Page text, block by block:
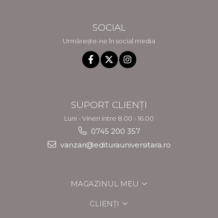
SOCIAL
Urmărește-ne în social media
SUPORT CLIENȚI
Luni - Vineri intre 8.00 - 16.00
0745 200 357
vanzari@editurauniversitara.ro
MAGAZINUL MEU
CLIENȚI